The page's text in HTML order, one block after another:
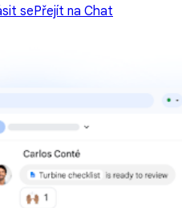
sePřejít na Chat